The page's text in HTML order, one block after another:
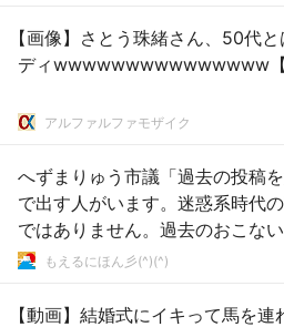
【画像】さとう珠緒さん、50代
ディwwwwwwwwwwwwwww【
アルファルファモザイク
へずまりゅう市議「過去の投稿
で出す人がいます。迷惑系時代
ではありません。過去のおこな
ましたもえるにほん彡(^)(^)
【動画】結婚式にイキって馬を連